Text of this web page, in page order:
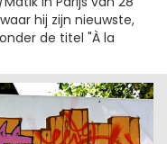
hij zijn nieuwste,
de titel "À la